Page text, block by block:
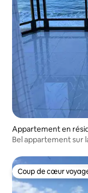
Appartement en
Bel appartement sur
Coup de cœur
Coup de cœur